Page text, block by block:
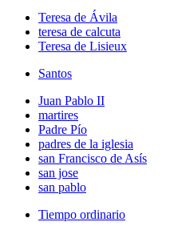
Teresa de Ávila
teresa de calcuta
Teresa de Lisieux
Santos
Juan Pablo II
martires
Padre Pío
padres de la iglesia
san Francisco de Asís
san jose
san pablo
Tiempo ordinario